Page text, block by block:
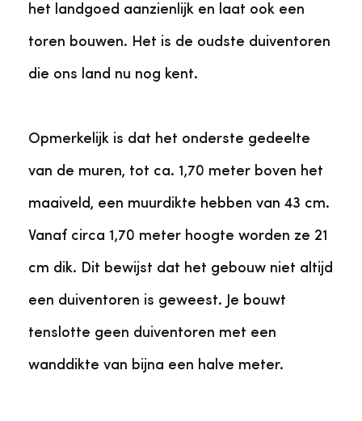
het landgoed aanzienlijk en laat ook een
toren bouwen. Het is de oudste duiventoren
die ons land nu nog kent.
Opmerkelijk is dat het onderste gedeelte
van de muren, tot ca. 1,70 meter boven het
maaiveld, een muurdikte hebben van 43 cm.
Vanaf circa 1,70 meter hoogte worden ze 21
cm dik. Dit bewijst dat het gebouw niet altijd
een duiventoren is geweest. Je bouwt
tenslotte geen duiventoren met een
wanddikte van bijna een halve meter.